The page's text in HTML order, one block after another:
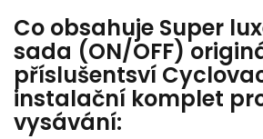
Co obsahuje Super
sada (ON/OFF)
příslušentsví
instalační komplet
vysávání: